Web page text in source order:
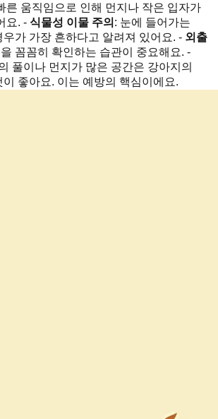
른 움직임으로 인해 먼지나 작은 입자가
요. - 식물성 이물 주의 : 눈에 들어가는
가 가장 흔하다고 알려져 있어요. - 외출
꼼꼼히 확인하는 습관이 중요해요. -
풀이나 먼지가 많은 공간은 강아지의
좋아요. 이는 예방의 핵심이에요.